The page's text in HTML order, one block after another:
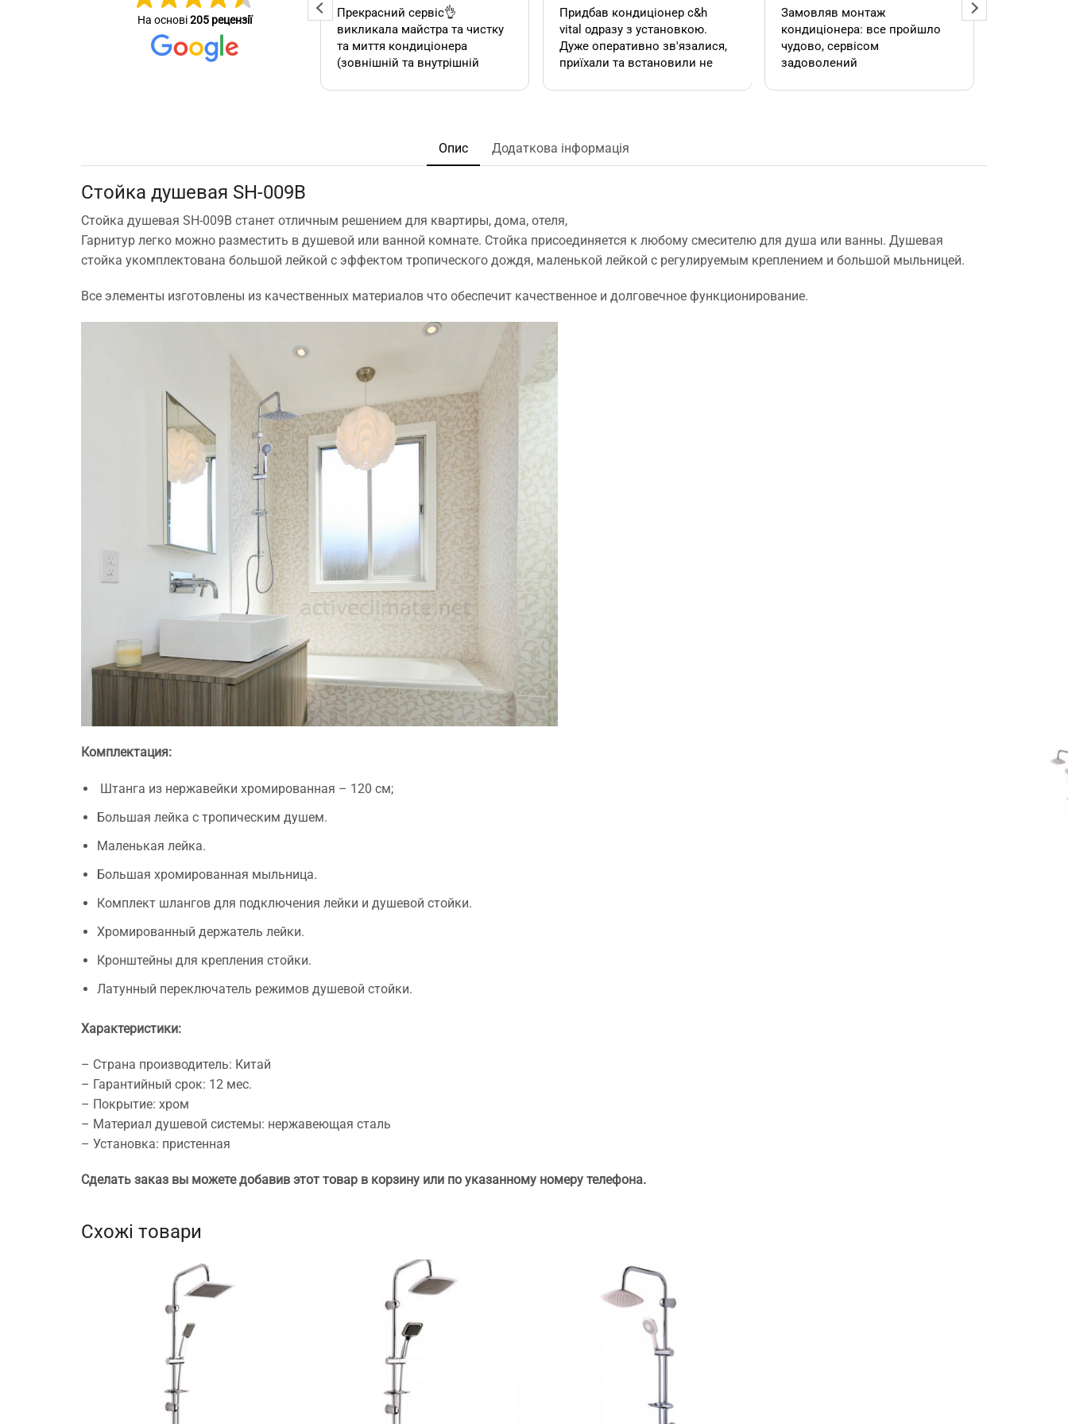
На основі205 рецензії
Професійна та оперативна
команда! Вчасно виконали
замовлення, бережно
ставились до техніки, дали
Прекрасний сервіс👌
викликала майстра та чистку
та миття кондиціонера
(зовнішній та внутрішній
замовляла у цієї фірми 2
кондиціонера. Задоволена,
монтуванням.
Буду неодмінно звертатись
ще та рекомендувати!
Придбав кондиціонер c&h
vital одразу з установкою.
Дуже оперативно зв'язалися,
приїхали та встановили не
пропозиція, акційної
установки за умови
установка в стандартній
панельній 12 поверхів ці
вийшла знову ж така сама,
магазинах. Тому перевага
Замовляв монтаж
кондиціонера: все пройшло
чудово, сервісом
задоволений
Опис Додаткова інформація
Стойка душевая SH-009B
Стойка душевая SH-009B станет отличным решением для квартиры, дома, отеля,
Гарнитур легко можно разместить в душевой или ванной комнате. Стойка присоединяется к любому смесителю для душа или ванны. Душевая
стойка укомплектована большой лейкой с эффектом тропического дождя, маленькой лейкой с регулируемым креплением и большой мыльницей.
Все элементы изготовлены из качественных материалов что обеспечит качественное и долговечное функционирование.
Комплектация:
Штанга из нержавейки хромированная – 120 см;
Большая лейка с тропическим душем.
Маленькая лейка.
Большая хромированная мыльница.
Комплект шлангов для подключения лейки и душевой стойки.
Хромированный держатель лейки.
Кронштейны для крепления стойки.
Латунный переключатель режимов душевой стойки.
Характеристики:
– Страна производитель: Китай
– Гарантийный срок: 12 мес.
– Покрытие: хром
– Материал душевой системы: нержавеющая сталь
– Установка: пристенная
Сделать заказ вы можете добавив этот товар в корзину или по указанному номеру телефона.
Схожі товари